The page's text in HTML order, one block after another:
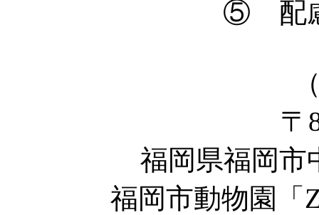
⑤ 配
〒
福岡県福岡市
福岡市動物園「